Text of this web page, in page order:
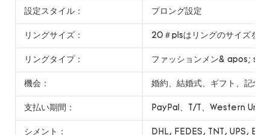
設定スタイル： プロング設定
リングサイズ： 20＃plsはリングのサイズを教
リングタイプ： ファッションメン& apos; sリ
機会： 婚約、結婚式、ギフト、記念
支払い期間： PayPal、T/T、Western
シメント： DHL, FEDES, TNT, UPS, EMS